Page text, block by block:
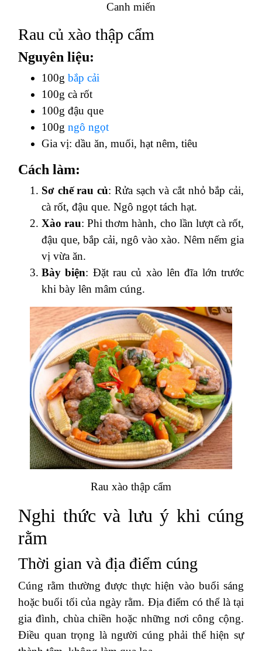
Canh miến
Rau củ xào thập cẩm
Nguyên liệu:
100g bắp cải
100g cà rốt
100g đậu que
100g ngô ngọt
Gia vị: dầu ăn, muối, hạt nêm, tiêu
Cách làm:
Sơ chế rau củ: Rửa sạch và cắt nhỏ bắp cải,
cà rốt, đậu que. Ngô ngọt tách hạt.
Xào rau: Phi thơm hành, cho lần lượt cà rốt,
đậu que, bắp cải, ngô vào xào. Nêm nếm gia
vị vừa ăn.
Bày biện: Đặt rau củ xào lên đĩa lớn trước
khi bày lên mâm cúng.
Rau xào thập cẩm
Nghi thức và lưu ý khi cúng
rằm
Thời gian và địa điểm cúng
Cúng rằm thường được thực hiện vào buổi sáng
hoặc buổi tối của ngày rằm. Địa điểm có thể là tại
gia đình, chùa chiền hoặc những nơi công cộng.
Điều quan trọng là người cúng phải thể hiện sự